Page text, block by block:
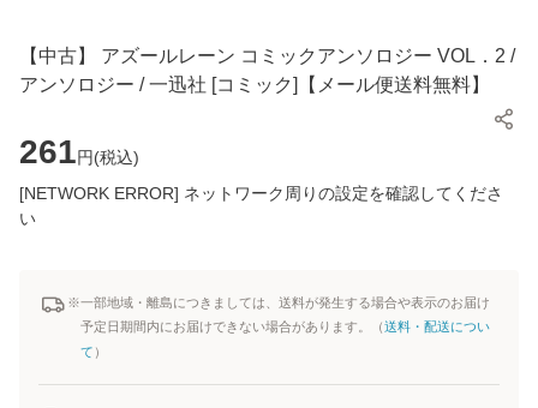
【中古】 アズールレーン コミックアンソロジー VOL．2 /
アンソロジー / 一迅社 [コミック]【メール便送料無料】
261円(税込)
[NETWORK ERROR] ネットワーク周りの設定を確認してくださ
い
※一部地域・離島につきましては、送料が発生する場合や表示のお届け
予定日期間内にお届けできない場合があります。（送料・配送につい
て ）